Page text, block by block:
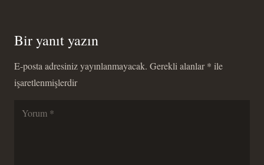
Bir yanıt yazın
E-posta adresiniz yayınlanmayacak. Gerekli alanlar* ile
işaretlenmişlerdir